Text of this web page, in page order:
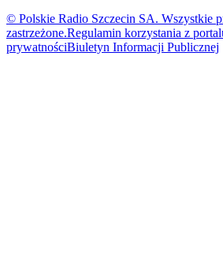
© Polskie Radio Szczecin SA. Wszystkie
zastrzeżone.Regulamin korzystania z
prywatnościBiuletyn Informacji Publicznej